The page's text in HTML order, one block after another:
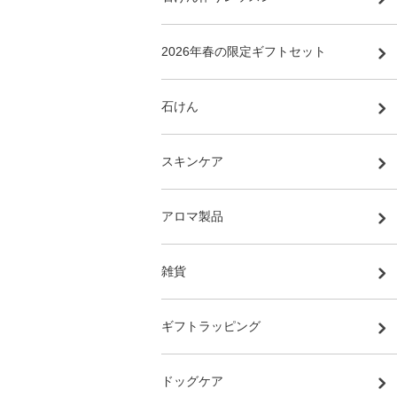
2026年春の限定ギフトセット
石けん
スキンケア
アロマ製品
雑貨
ギフトラッピング
ドッグケア